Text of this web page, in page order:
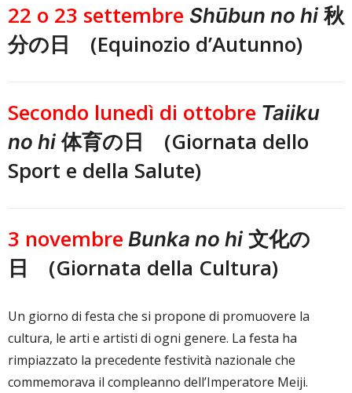
22 o 23 settembre Shūbun no hi 秋
分の日 (Equinozio d’Autunno)
Secondo lunedì di ottobre Taiiku
no hi体育の日 (Giornata dello
Sport e della Salute)
3 novembre Bunka no hi 文化の
日 (Giornata della Cultura)
Un giorno di festa che si propone di promuovere la
cultura, le arti e artisti di ogni genere. La festa ha
rimpiazzato la precedente festività nazionale che
commemorava il compleanno dell’Imperatore Meiji.